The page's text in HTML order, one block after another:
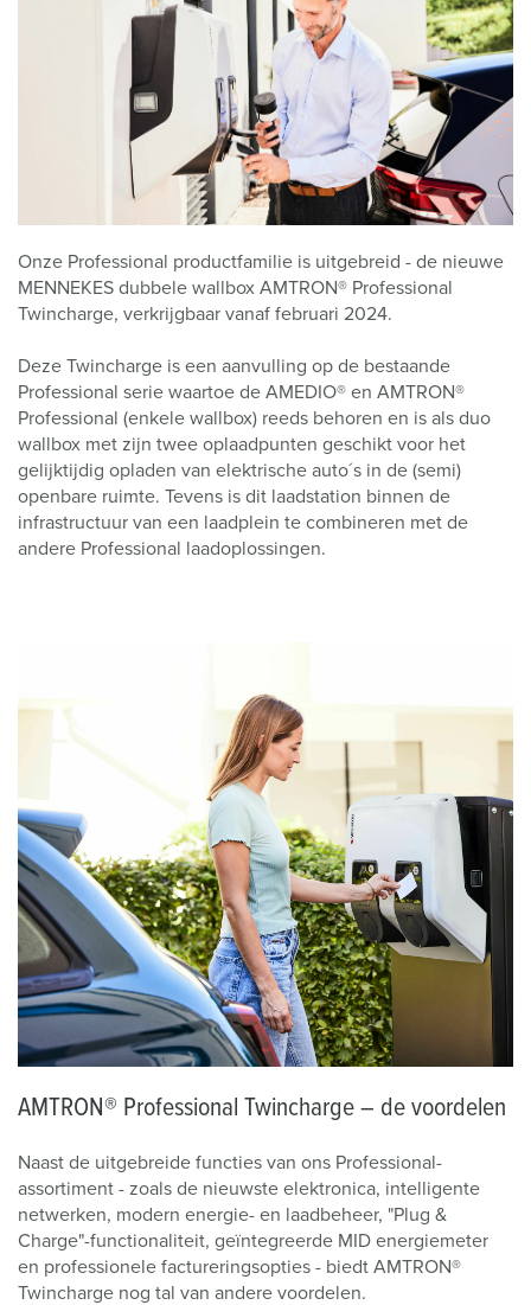
Onze Professional productfamilie is uitgebreid - de nieuwe
MENNEKES dubbele wallbox AMTRON® Professional
Twincharge, verkrijgbaar vanaf februari 2024.
Deze Twincharge is een aanvulling op de bestaande
Professional serie waartoe de AMEDIO® en AMTRON®
Professional (enkele wallbox) reeds behoren en is als duo
wallbox met zijn twee oplaadpunten geschikt voor het
gelijktijdig opladen van elektrische auto´s in de (semi)
openbare ruimte. Tevens is dit laadstation binnen de
infrastructuur van een laadplein te combineren met de
andere Professional laadoplossingen.
AMTRON® Professional Twincharge – de voordelen
Naast de uitgebreide functies van ons Professional-
assortiment - zoals de nieuwste elektronica, intelligente
netwerken, modern energie- en laadbeheer, "Plug &
Charge"-functionaliteit, geïntegreerde MID energiemeter
en professionele factureringsopties - biedt AMTRON®
Twincharge nog tal van andere voordelen.